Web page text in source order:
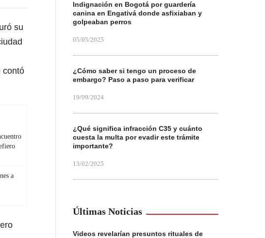
su
contó
a
Indignación en Bogotá por guardería
canina en Engativá donde asfixiaban y
golpeaban perros
05/05/2025
¿Cómo saber si tengo un proceso de
embargo? Paso a paso para verificar
19/09/2024
¿Qué significa infracción C35 y cuánto
cuesta la multa por evadir este trámite
importante?
13/02/2025
Últimas Noticias
Videos revelarían presuntos rituales de